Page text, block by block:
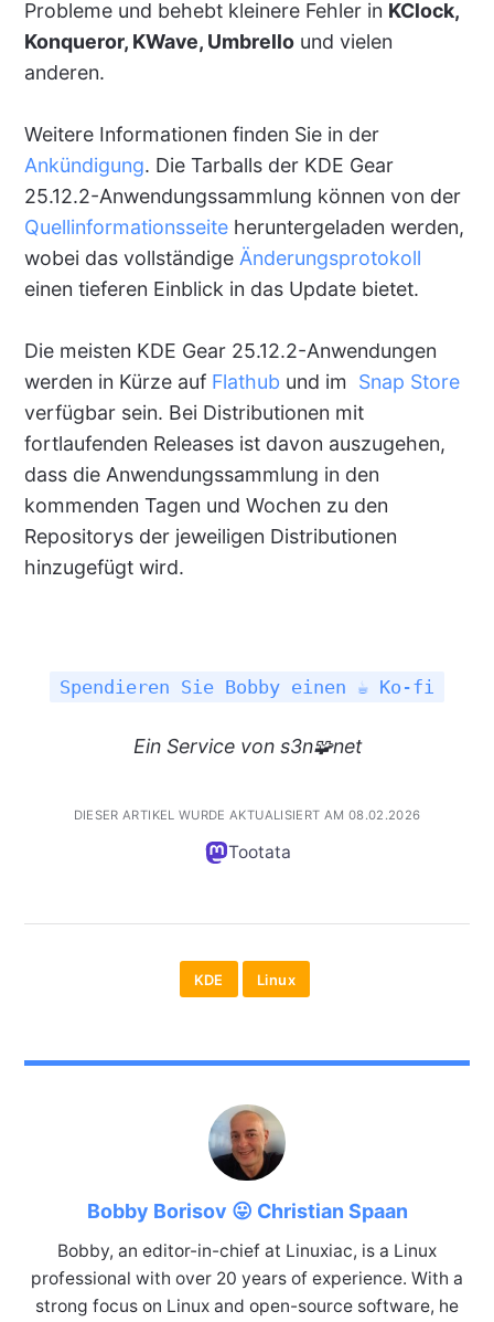
Probleme und behebt kleinere Fehler in KClock,
Konqueror, KWave, Umbrellound vielen
anderen.
Weitere Informationen finden Sie in der
Ankündigung. Die Tarballs der KDE Gear
25.12.2-Anwendungssammlung können von der
Quellinformationsseiteheruntergeladen werden,
wobei das vollständige Änderungsprotokoll
einen tieferen Einblick in das Update bietet.
Die meisten KDE Gear 25.12.2-Anwendungen
werden in Kürze auf Flathub und im Snap Store
verfügbar sein. Bei Distributionen mit
fortlaufenden Releases ist davon auszugehen,
dass die Anwendungssammlung in den
kommenden Tagen und Wochen zu den
Repositorys der jeweiligen Distributionen
hinzugefügt wird.
Spendieren Sie Bobby einen ☕ Ko-fi
Ein Servicevon s3n🧩net
DIESER ARTIKEL WURDE AKTUALISIERT AM 08.02.2026
Tootata
KDE Linux
Bobby Borisov 😛 Christian Spaan
Bobby, an editor-in-chief at Linuxiac, is a Linux
professional with over 20 years of experience. With a
strong focus on Linux and open-source software, he